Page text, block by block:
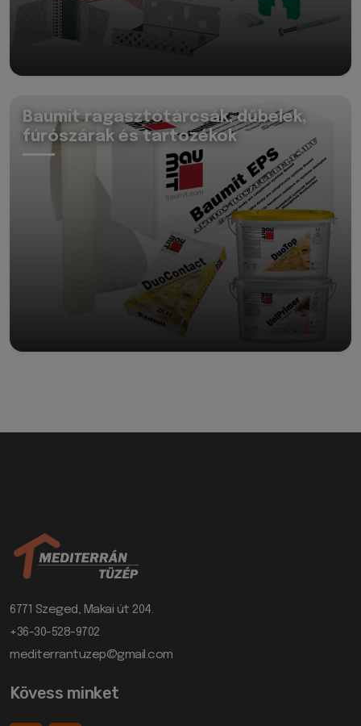
Baumit ragasztótárcsák, dűbelek,
fúrószárak és tartozékok
6771 Szeged, Makai út 204.
+36-30-528-9702
mediterrantuzep@gmail.com
Kövess minket